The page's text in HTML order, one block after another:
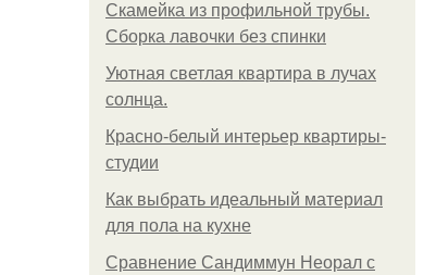
Скамейка из профильной трубы.
Сборка лавочки без спинки
Уютная светлая квартира в лучах
солнца.
Красно-белый интерьер квартиры-
студии
Как выбрать идеальный материал
для пола на кухне
Сравнение Сандиммун Неорал с